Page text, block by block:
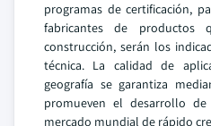
programas de certificación,
fabricantes de productos
construcción, serán los
técnica. La calidad de
geografía se garantiza
promueven el desarrollo
mercado mundial de rápido